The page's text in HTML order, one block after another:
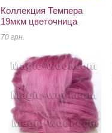
Коллекция Темпера
19мкм цветочница
70 грн.